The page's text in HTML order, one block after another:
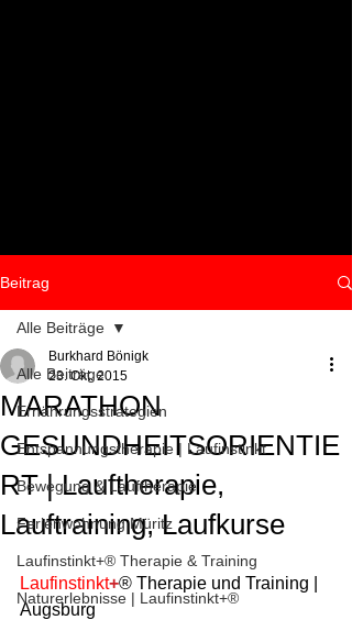
Beitrag
Alle Beiträge
Ernährungsstrategien
Entspannungstherapie | Laufinstinkt
Bewegung & Lauftherapie
Ferienwohnung Müritz
Laufinstinkt+® Therapie & Training
Naturerlebnisse | Laufinstinkt+®
Alle Beiträge
MARATHON
GESUNDHEITSORIENTIE
RT | Lauftherapie,
Lauftraining, Laufkurse
Burkhard Bönigk
23. Okt. 2015
Laufinstinkt+® Therapie und Training |
Augsburg